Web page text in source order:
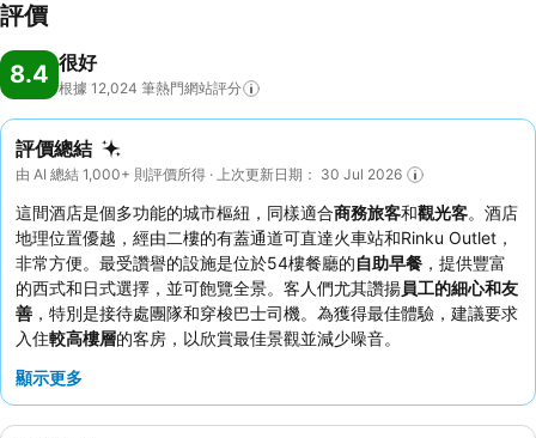
評價
8.4 很好
根據 12,024 筆熱門網站評分
評價總結
由 AI 總結 1,000+ 則評價所得 · 上次更新日期： 30 Jul 2026
這間酒店是個多功能的城市樞紐，同樣適合商務旅客和觀光客。酒店
地理位置優越，經由二樓的有蓋通道可直達火車站和Rinku Outlet，
非常方便。最受讚譽的設施是位於54樓餐廳的自助早餐 ，提供豐富
的西式和日式選擇，並可飽覽全景。客人們尤其讚揚員工的細心和友
善 ，特別是接待處團隊和穿梭巴士司機。為獲得最佳體驗，建議要求
入住較高樓層的客房，以欣賞最佳景觀並減少噪音。
顯示更多